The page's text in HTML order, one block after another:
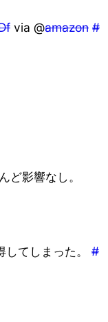
via @amazon #
ど影響なし。
てしまった。 #